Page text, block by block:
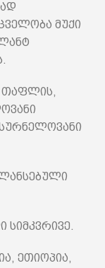
მუქი
თაფლის,
სიმკვრივე.
ეთიოპია,